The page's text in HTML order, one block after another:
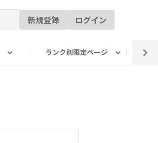
新規登録 ログイン
ランク別限定ページ